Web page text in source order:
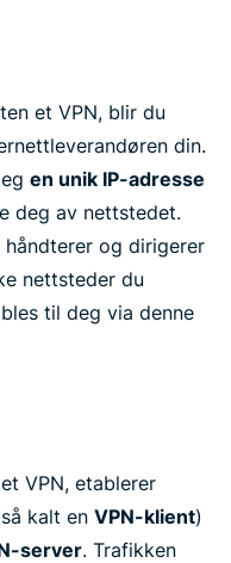
et VPN, blir du
din.
en unik IP-adresse
deg av nettstedet.
og dirigerer
nettsteder du
til deg via denne
VPN, etablerer
kalt en VPN-klient)
server. Trafikken